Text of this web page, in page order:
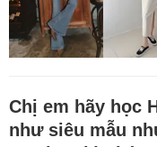
Chị em hãy học
như siêu mẫu